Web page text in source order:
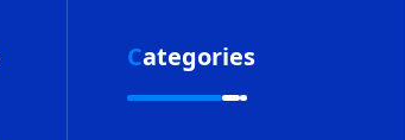
Categories